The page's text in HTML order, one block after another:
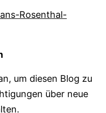
um diesen Blog zu
über neue